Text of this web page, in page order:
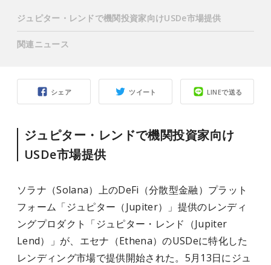
シェア ツイート LINEで送る
ジュピター・レンドで機関投資家向け
USDe市場提供
ソラナ（Solana）上のDeFi（分散型金融）プラット
フォーム「ジュピター（Jupiter）」提供のレンディ
ングプロダクト「ジュピター・レンド（Jupiter
Lend）」が、エセナ（Ethena）のUSDeに特化した
レンディング市場で提供開始された。5月13日にジュ
ジュピター・レンドで機関投資家向けUSDe市場提供
関連ニュース